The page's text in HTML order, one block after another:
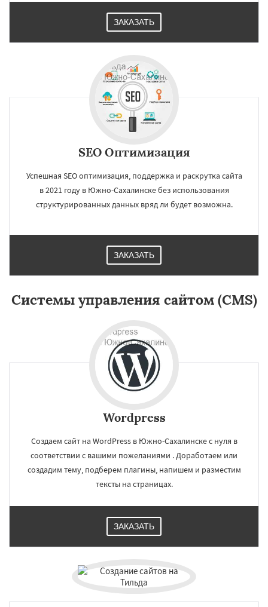
регионам
Прокопьевск
ЗАКАЗАТЬ
SEO Оптимизация
Успешная SEO оптимизация, поддержка и раскрутка сайта
в 2021 году в Южно-Сахалинске без использования
структурированных данных вряд ли будет возможна.
ЗАКАЗАТЬ
Системы управления сайтом (CMS)
Wordpress
Создаем сайт на WordPress в Южно-Сахалинске с нуля в
соответствии с вашими пожеланиями . Доработаем или
создадим тему, подберем плагины, напишем и разместим
тексты на страницах.
ЗАКАЗАТЬ
Даю согласие на обработку персональных данных